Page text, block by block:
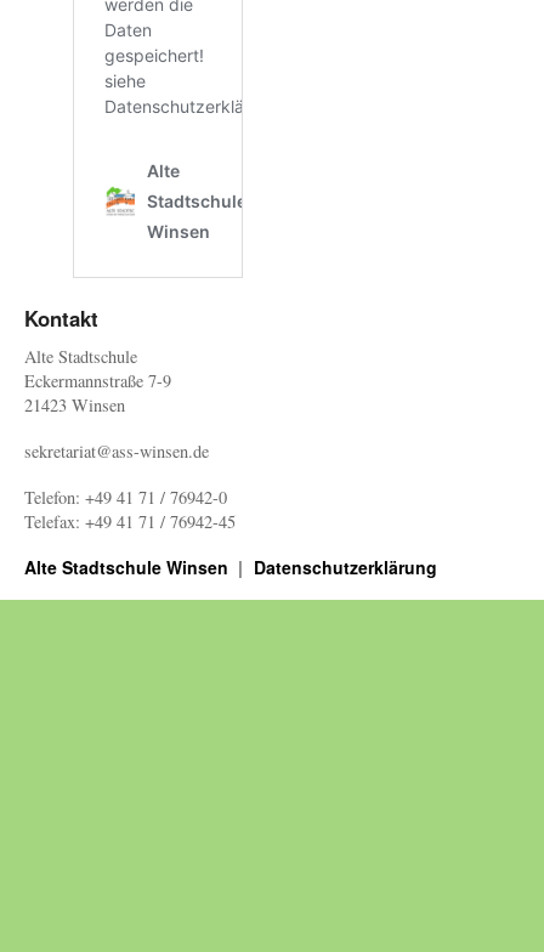
Kontakt
Alte Stadtschule
Eckermannstraße 7-9
21423 Winsen
sekretariat@ass-winsen.de
Telefon: +49 41 71 / 76942-0
Telefax: +49 41 71 / 76942-45
Alte Stadtschule Winsen Datenschutzerklärung